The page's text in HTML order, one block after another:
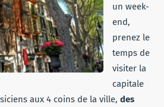
un week-
end,
prenez le
temps de
visiter la
capitale
aux 4 coins de la ville, des